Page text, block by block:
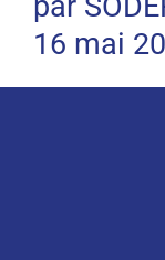
16 mai